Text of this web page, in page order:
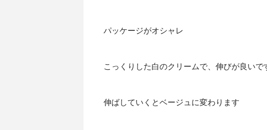
パッケージがオシャレ
こっくりした白のクリームで、伸びが良いで
伸ばしていくとベージュに変わります